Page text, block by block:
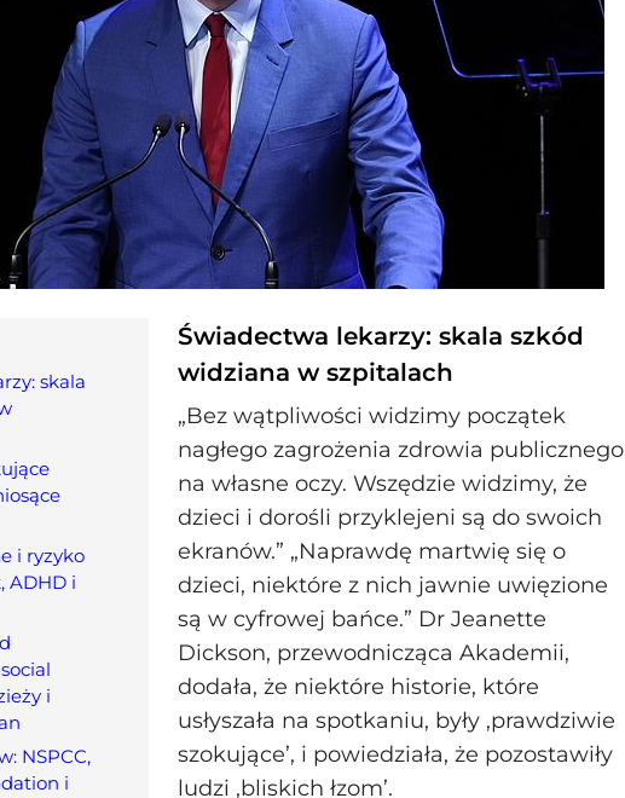
skala
i ryzyko
ADHD i
i
NSPCC,
i
Świadectwa lekarzy: skala szkód
widziana w szpitalach
„Bez wątpliwości widzimy początek
nagłego zagrożenia zdrowia publicznego
na własne oczy. Wszędzie widzimy, że
dzieci i dorośli przyklejeni są do swoich
ekranów.” „Naprawdę martwię się o
dzieci, niektóre z nich jawnie uwięzione
są w cyfrowej bańce.” Dr Jeanette
Dickson, przewodnicząca Akademii,
dodała, że niektóre historie, które
usłyszała na spotkaniu, były ‚prawdziwie
szokujące’, i powiedziała, że pozostawiły
ludzi ‚bliskich łzom’.